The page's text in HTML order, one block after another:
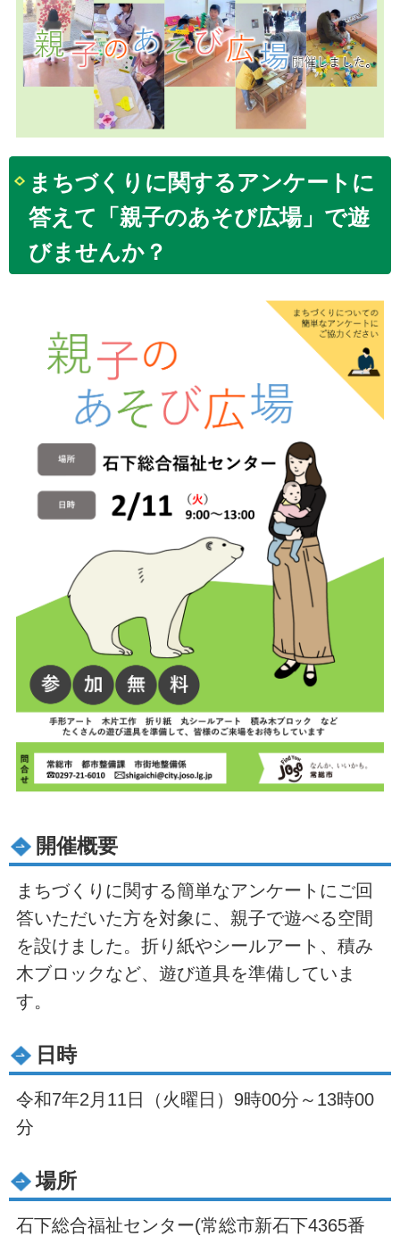
まちづくりに関するアンケートに
答えて「親子のあそび広場」で遊
びませんか？
開催概要
まちづくりに関する簡単なアンケートにご回
答いただいた方を対象に、親子で遊べる空間
を設けました。折り紙やシールアート、積み
木ブロックなど、遊び道具を準備していま
す。
日時
令和7年2月11日（火曜日）9時00分～13時00
分
場所
石下総合福祉センター(常総市新石下4365番